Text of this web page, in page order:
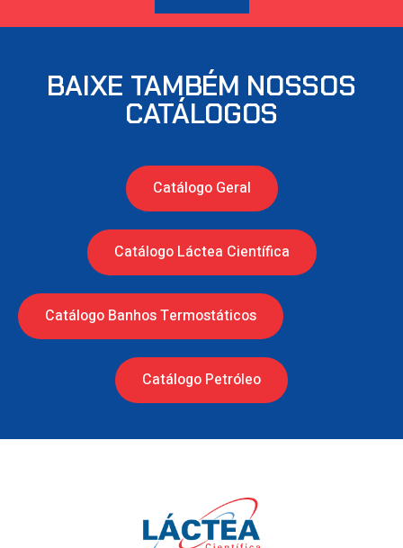
BAIXE TAMBÉM NOSSOS
CATÁLOGOS
Catálogo Geral
Catálogo Láctea Científica
Catálogo Banhos Termostáticos
Catálogo Petróleo